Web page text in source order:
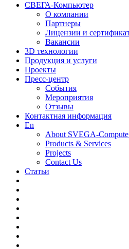
СВЕГА-Компьютер
О компании
Партнеры
Лицензии и
Вакансии
3D технологии
Продукция и услуги
Проекты
Пресс-центр
События
Мероприятия
Отзывы
Контактная информация
En
About SVEGA-
Products & Services
Projects
Contact Us
Статьи